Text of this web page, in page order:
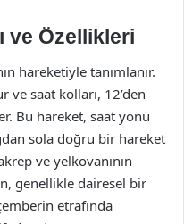
ve Özellikleri
hareketiyle tanımlanır.
saat kolları, 12’den
Bu hareket, saat yönü
sola doğru bir hareket
ve yelkovanının
genellikle dairesel bir
etrafında